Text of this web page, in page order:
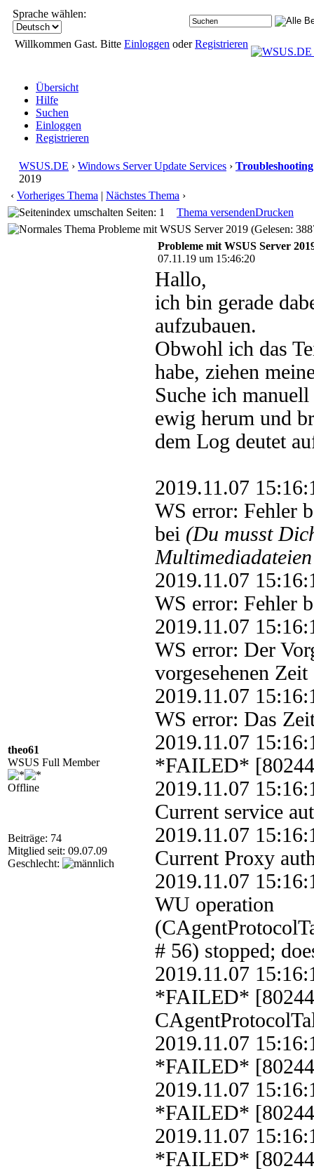
Sprache wählen:
Willkommen Gast. Bitte Einloggen oderRegistrieren
Übersicht
Hilfe
Suchen
Einloggen
Registrieren
WSUS.DE › Windows Server Update Services › Troubleshooting
2019
‹ Vorheriges Thema | Nächstes Thema ›
Seiten: 1
Thema versendenDrucken
Probleme mit WSUS Server 2019 (Gelesen:
theo61
WSUS Full Member
Offline
Beiträge: 74
Mitglied seit: 09.07.09
Geschlecht:
Probleme mit WSUS Server
07.11.19 um 15:46:20
Hallo,
ich bin gerade
aufzubauen.
Obwohl ich das
habe, ziehen
Suche ich
ewig herum und
dem Log deutet
2019.11.07
WS error: Fehler
bei (Du musst
2019.11.07
WS error: Fehler
2019.11.07
WS error: Der
vorgesehenen Zeit
2019.11.07
WS error: Das
2019.11.07
*FAILED*
2019.11.07
Current service
2019.11.07
Current Proxy
2019.11.07
WU operation
# 56) stopped;
2019.11.07
*FAILED*
2019.11.07
*FAILED*
2019.11.07
*FAILED*
2019.11.07
*FAILED*